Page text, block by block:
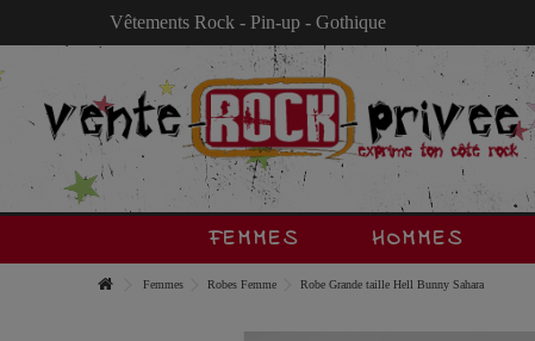
Vêtements Rock - Pin-up - Gothique
FEMMES HOMMES
Femmes Robes Femme Robe Grande taille Hell Bunny Sahara